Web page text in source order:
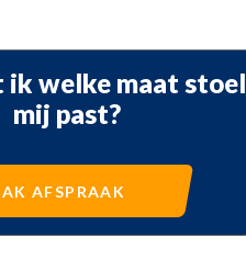
ik welke maat stoel
mij past?
AFSPRAAK